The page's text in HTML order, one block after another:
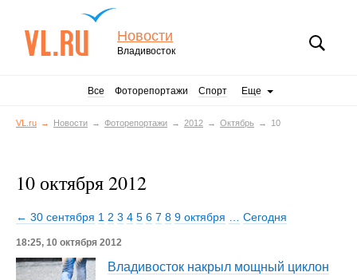
Новости
Владивосток
Все Фоторепортажи Спорт Еще
VL.ru Новости Фоторепортажи 2012 Октябрь 10
10 октября 2012
← 30 сентября 1 2 3 4 5 6 7 8 9 октября Сегодня
18:25, 10 октября 2012
Владивосток накрыл мощный циклон